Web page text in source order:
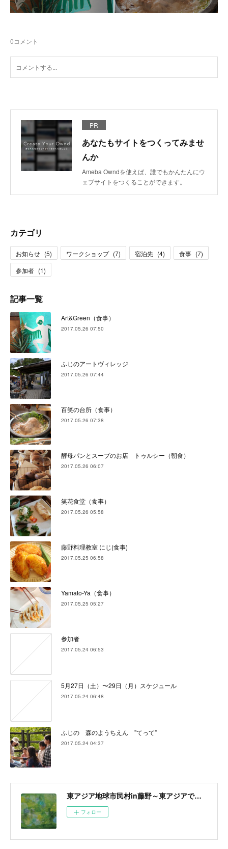
0コメント
PR
あなたもサイトをつくってみませ
んか
Ameba Owndを使えば、誰でもかんたんにウ
ェブサイトをつくることができます。
カテゴリ
お知らせ (5) ワークショップ (7) 宿泊先 (4) 食事 (7)
参加者 (1)
記事一覧
Art&Green（食事）
2017.05.26 07:50
ふじのアートヴィレッジ
2017.05.26 07:44
百笑の台所（食事）
2017.05.26 07:38
酵母パンとスープのお店 トゥルシー（朝食）
2017.05.26 06:07
笑花食堂（食事）
2017.05.26 05:58
藤野料理教室 にじ(食事)
2017.05.25 06:58
Yamato-Ya（食事）
2017.05.25 05:27
参加者
2017.05.24 06:53
5月27日（土）〜29日（月）スケジュール
2017.05.24 06:48
ふじの 森のようちえん ”てって”
2017.05.24 04:37
東アジア地球市民村in藤野～東アジアで醸成する地球市民意識～
フォロー